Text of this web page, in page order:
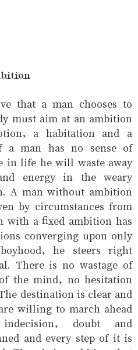
that a man chooses to
must aim at an ambition
a habitation and a
man has no sense of
in life he will waste away
energy in the weary
A man without ambition
by circumstances from
with a fixed ambition has
converging upon only
he steers right
There is no wastage of
the mind, no hesitation
destination is clear and
willing to march ahead
doubt and
and every step of it is